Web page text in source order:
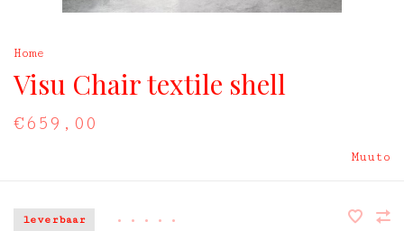
Home
Visu Chair textile shell
€659,00
Muuto
leverbaar • • • • •